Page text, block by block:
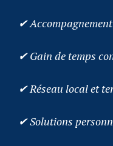
✔
✔ Gain de temps
✔ Réseau local et
✔ Solutions